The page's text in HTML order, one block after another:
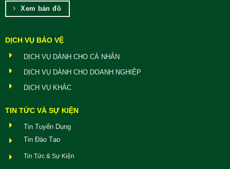
Xem bản đồ
DỊCH VỤ BẢO VỆ
DỊCH VỤ DÀNH CHO CÁ NHÂN
DỊCH VỤ DÀNH CHO DOANH NGHIỆP
DỊCH VỤ KHÁC
TIN TỨC VÀ SỰ KIỆN
Tin Tuyển Dụng
Tin Đào Tạo
Tin Tức & Sự Kiện